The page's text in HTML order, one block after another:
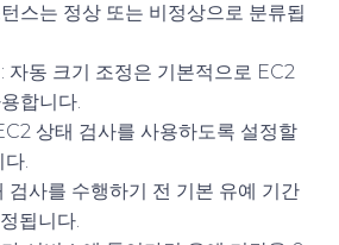
스는 정상 또는 비정상으로 분류됩
: 자동 크기 조정은 기본적으로 EC2
합니다.
상태 검사를 사용하도록 설정할
다.
검사를 수행하기 전 기본 유예 기간
됩니다.